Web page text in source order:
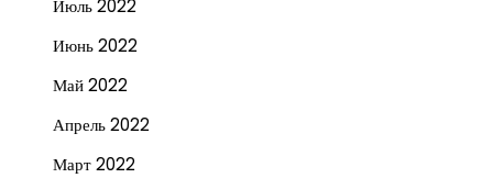
Июль 2022
Июнь 2022
Май 2022
Апрель 2022
Март 2022